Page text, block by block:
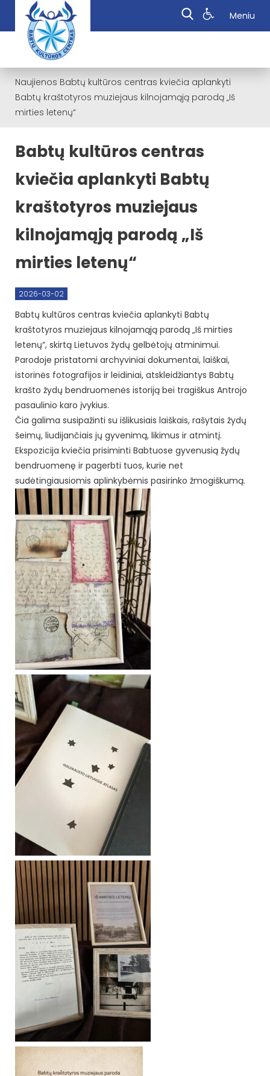
Meniu
Naujienos Babtų kultūros centras kviečia aplankyti
Babtų kraštotyros muziejaus kilnojamąją parodą „Iš
mirties letenų“
Babtų kultūros centras
kviečia aplankyti Babtų
kraštotyros muziejaus
kilnojamąją parodą „Iš
mirties letenų“
2026-03-02
Babtų kultūros centras kviečia aplankyti Babtų
kraštotyros muziejaus kilnojamąją parodą „Iš mirties
letenų“, skirtą Lietuvos žydų gelbėtojų atminimui.
Parodoje pristatomi archyviniai dokumentai, laiškai,
istorinės fotografijos ir leidiniai, atskleidžiantys Babtų
krašto žydų bendruomenės istoriją bei tragiškus Antrojo
pasaulinio karo įvykius.
Čia galima susipažinti su išlikusiais laiškais, rašytais žydų
šeimų, liudijančiais jų gyvenimą, likimus ir atmintį.
Ekspozicija kviečia prisiminti Babtuose gyvenusią žydų
bendruomenę ir pagerbti tuos, kurie net
sudėtingiausiomis aplinkybėmis pasirinko žmogiškumą.